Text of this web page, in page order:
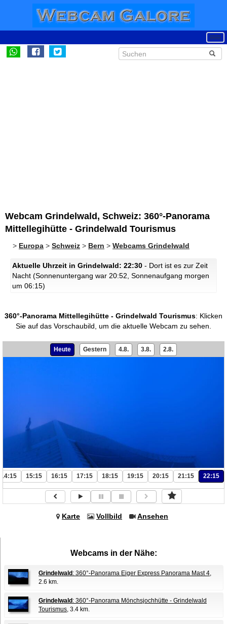
Webcam Grindelwald, Schweiz: 360°-Panorama
Mittellegihütte - Grindelwald Tourismus
> Europa > Schweiz > Bern > Webcams Grindelwald
Aktuelle Uhrzeit in Grindelwald: 22:30 - Dort ist es zur Zeit
Nacht (Sonnenuntergang war 20:52, Sonnenaufgang morgen
um 06:15)
360°-Panorama Mittellegihütte - Grindelwald Tourismus: Klicken
Sie auf das Vorschaubild, um die aktuelle Webcam zu sehen.
Heute Gestern 4.8. 3.8. 2.8.
14:15 15:15 16:15 17:15 18:15 19:15 20:15 21:15 22:15
Karte Vollbild Ansehen
Webcams in der Nähe:
Grindelwald : 360°-Panorama Eiger Express Panorama Mast 4,
2.6 km.
Grindelwald : 360°-Panorama Mönchsjochhütte - Grindelwald
Tourismus, 3.4 km.